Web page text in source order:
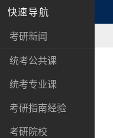
快速导航
考研新闻
统考公共课
统考专业课
考研指南经验
考研院校